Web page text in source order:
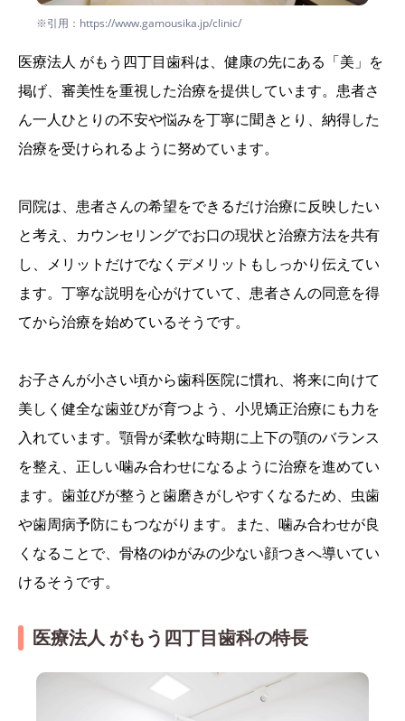
※引用：https://www.gamousika.jp/clinic/
医療法人 がもう四丁目歯科は、健康の先にある「美」を
掲げ、審美性を重視した治療を提供しています。患者さ
ん一人ひとりの不安や悩みを丁寧に聞きとり、納得した
治療を受けられるように努めています。
同院は、患者さんの希望をできるだけ治療に反映したい
と考え、カウンセリングでお口の現状と治療方法を共有
し、メリットだけでなくデメリットもしっかり伝えてい
ます。丁寧な説明を心がけていて、患者さんの同意を得
てから治療を始めているそうです。
お子さんが小さい頃から歯科医院に慣れ、将来に向けて
美しく健全な歯並びが育つよう、小児矯正治療にも力を
入れています。顎骨が柔軟な時期に上下の顎のバランス
を整え、正しい噛み合わせになるように治療を進めてい
ます。歯並びが整うと歯磨きがしやすくなるため、虫歯
や歯周病予防にもつながります。また、噛み合わせが良
くなることで、骨格のゆがみの少ない顔つきへ導いてい
けるそうです。
医療法人 がもう四丁目歯科の特長